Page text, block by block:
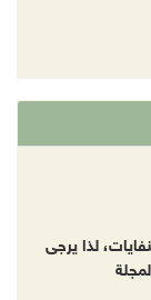
لذا يرجى